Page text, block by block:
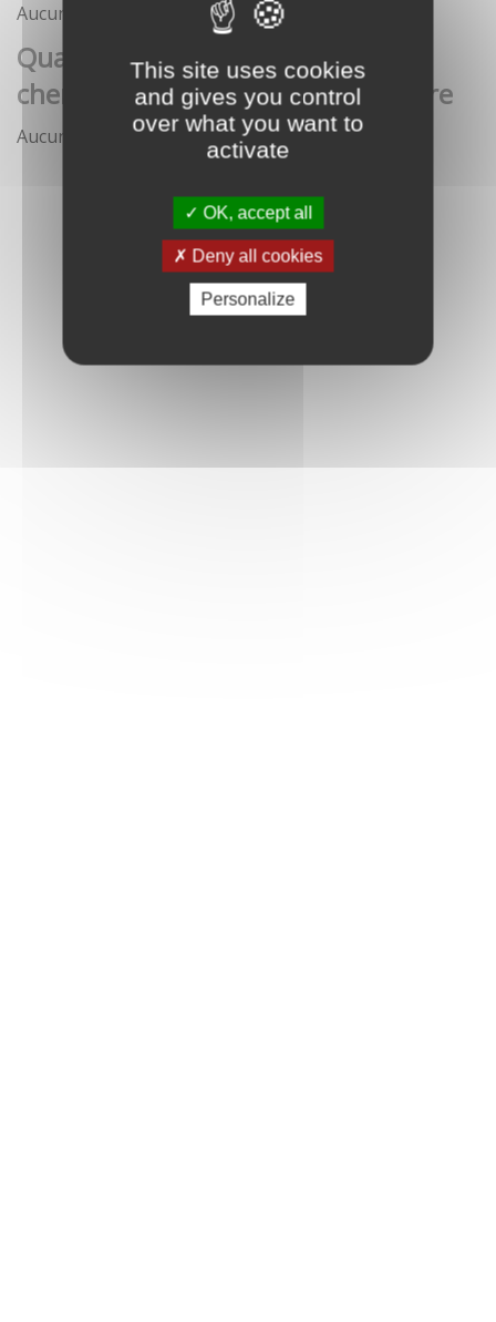
This site uses cookies
and gives you control
over what you want to
activate
OK, accept all
Deny all cookies
Personalize
Aucune démarche pour le moment
Qualification des enseignants-
chercheurs en écoles d'architecture
Aucune démarche pour le moment